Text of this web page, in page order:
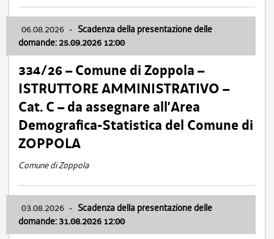
06.08.2026 - Scadenza della presentazione delle
domande: 25.09.2026 12:00
334/26 – Comune di Zoppola –
ISTRUTTORE AMMINISTRATIVO –
Cat. C – da assegnare all’Area
Demografica-Statistica del Comune di
ZOPPOLA
Comune di Zoppola
03.08.2026 - Scadenza della presentazione delle
domande: 31.08.2026 12:00